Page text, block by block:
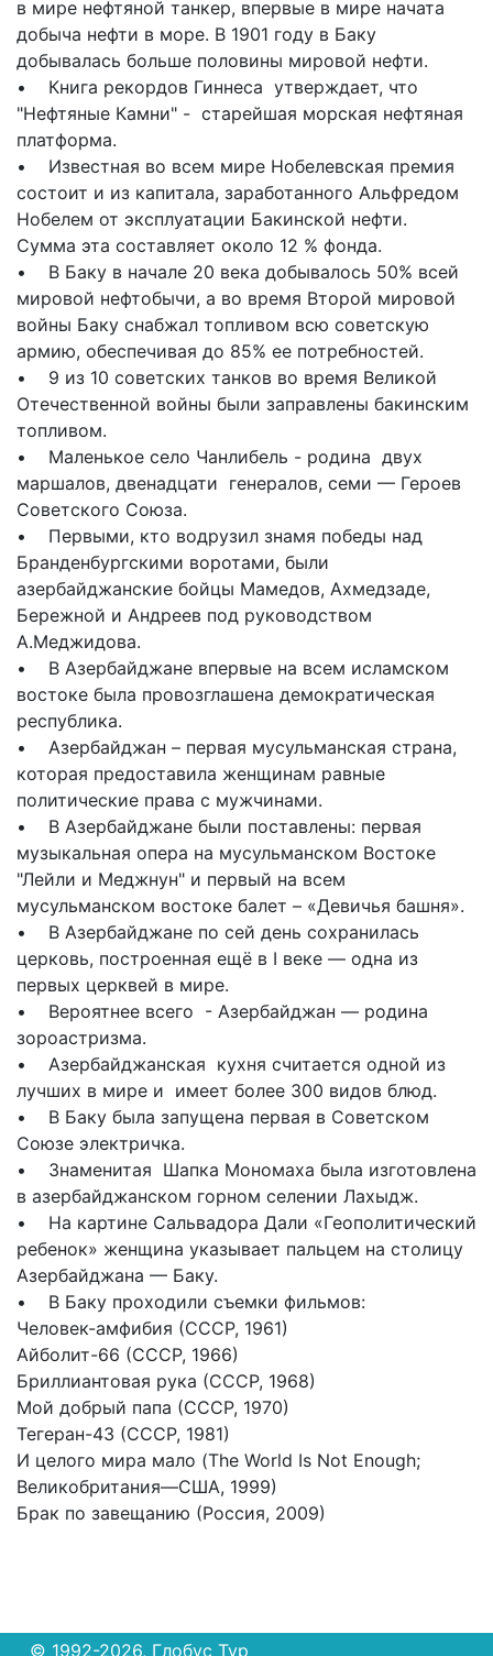
в мире нефтяной танкер, впервые в мире начата
добыча нефти в море. В 1901 году в Баку
добывалась больше половины мировой нефти.
• Книга рекордов Гиннеса утверждает, что
"Нефтяные Камни" - старейшая морская нефтяная
платформа.
• Известная во всем мире Нобелевская премия
состоит и из капитала, заработанного Альфредом
Нобелем от эксплуатации Бакинской нефти.
Сумма эта составляет около 12 % фонда.
• В Баку в начале 20 века добывалось 50% всей
мировой нефтобычи, а во время Второй мировой
войны Баку снабжал топливом всю советскую
армию, обеспечивая до 85% ее потребностей.
• 9 из 10 советских танков во время Великой
Отечественной войны были заправлены бакинским
топливом.
• Маленькое село Чанлибель - родина двух
маршалов, двенадцати генералов, семи — Героев
Советского Союза.
• Первыми, кто водрузил знамя победы над
Бранденбургскими воротами, были
азербайджанские бойцы Мамедов, Ахмедзаде,
Бережной и Андреев под руководством
А.Меджидова.
• В Азербайджане впервые на всем исламском
востоке была провозглашена демократическая
республика.
• Азербайджан – первая мусульманская страна,
которая предоставила женщинам равные
политические права с мужчинами.
• В Азербайджане были поставлены: первая
музыкальная опера на мусульманском Востоке
"Лейли и Меджнун" и первый на всем
мусульманском востоке балет – «Девичья башня».
• В Азербайджане по сей день сохранилась
церковь, построенная ещё в I веке — одна из
первых церквей в мире.
• Вероятнее всего - Азербайджан — родина
зороастризма.
• Азербайджанская кухня считается одной из
лучших в мире и имеет более 300 видов блюд.
• В Баку была запущена первая в Советском
Союзе электричка.
• Знаменитая Шапка Мономаха была изготовлена
в азербайджанском горном селении Лахыдж.
• На картине Сальвадора Дали «Геополитический
ребенок» женщина указывает пальцем на столицу
Азербайджана — Баку.
• В Баку проходили съемки фильмов:
Человек-амфибия (СССР, 1961)
Айболит-66 (СССР, 1966)
Бриллиантовая рука (СССР, 1968)
Мой добрый папа (СССР, 1970)
Тегеран-43 (СССР, 1981)
И целого мира мало (The World Is Not Enough;
Великобритания—США, 1999)
Брак по завещанию (Россия, 2009)
© 1992-2026, Глобус Тур